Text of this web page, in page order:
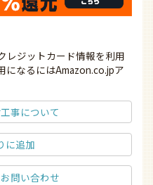
レジットカード情報を利用
になるにはAmazon.co.jpア
事について
に追加
問い合わせ